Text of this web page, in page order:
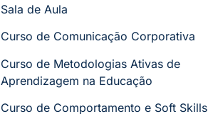
Sala de Aula
Curso de Comunicação Corporativa
Curso de Metodologias Ativas de
Aprendizagem na Educação
Curso de Comportamento e Soft Skills